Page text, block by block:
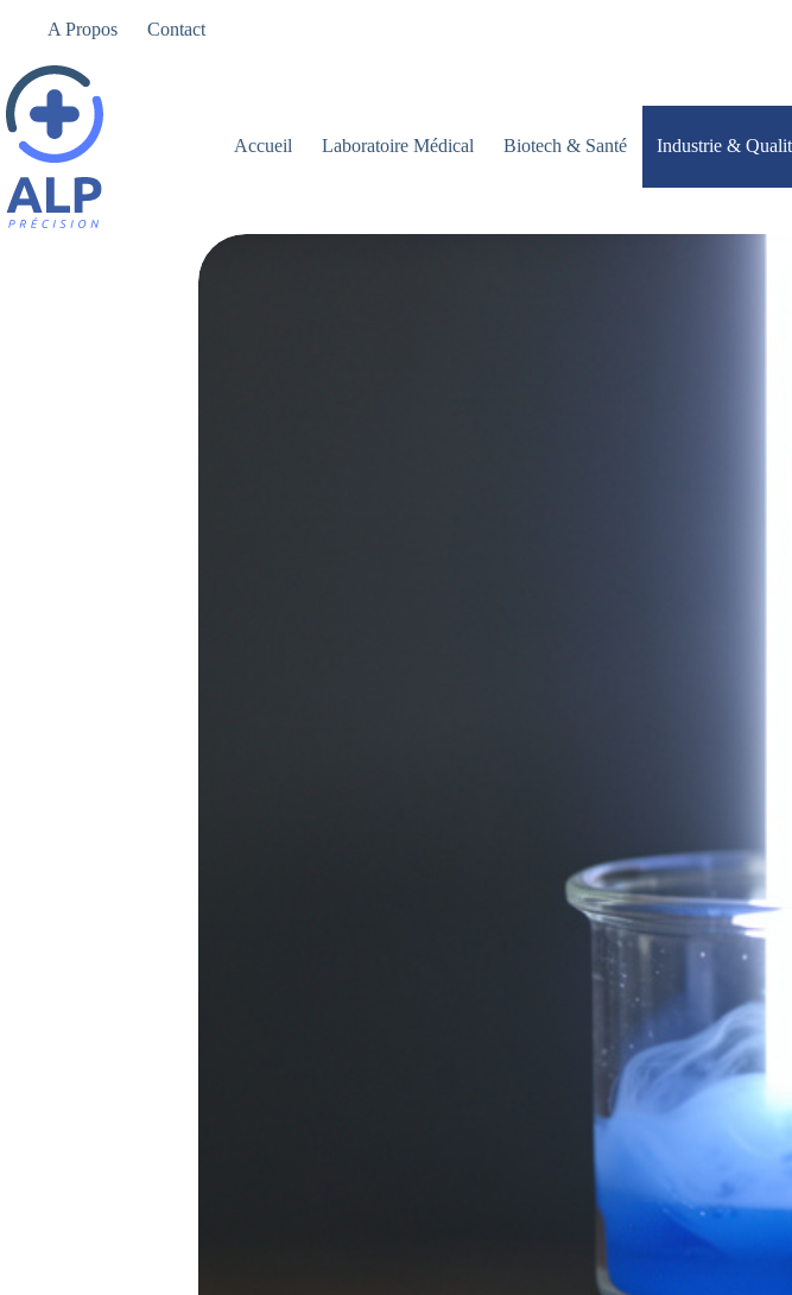
A Propos Contact
Accueil Laboratoire Médical Biotech & Santé Industrie &